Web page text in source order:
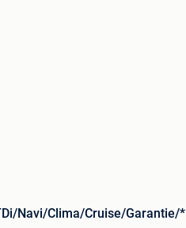
Navi/Clima/Cruise/Garantie/*